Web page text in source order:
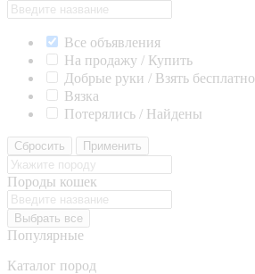
Все объявления
На продажу / Купить
Добрые руки / Взять бесплатно
Вязка
Потерялись / Найдены
Сбросить Применить
Породы кошек
Выбрать все
Популярные
Каталог пород